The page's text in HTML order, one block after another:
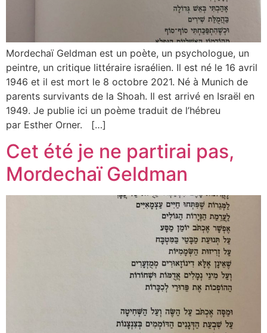
Mordechaï Geldman est un poète, un psychologue, un
peintre, un critique littéraire israélien. Il est né le 16 avril
1946 et il est mort le 8 octobre 2021. Né à Munich de
parents survivants de la Shoah. Il est arrivé en Israël en
1949. Je publie ici un poème traduit de l’hébreu
par Esther Orner. […]
Cet été je ne partirai pas,
Mordechaï Geldman